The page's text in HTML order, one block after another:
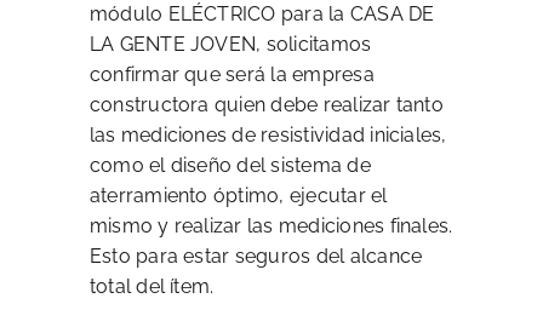
módulo ELÉCTRICO para la CASA DE
LA GENTE JOVEN, solicitamos
confirmar que será la empresa
constructora quien debe realizar tanto
las mediciones de resistividad iniciales,
como el diseño del sistema de
aterramiento óptimo, ejecutar el
mismo y realizar las mediciones finales.
Esto para estar seguros del alcance
total del ítem.